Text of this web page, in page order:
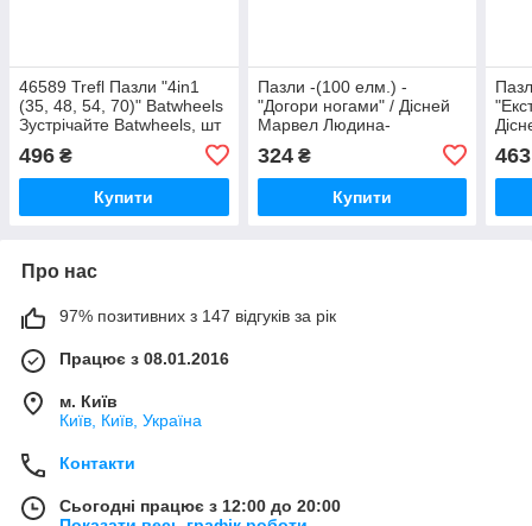
46589 Trefl Пазли "4in1
(35, 48, 54, 70)" Batwheels
Зустрічайте Batwheels, шт
496 ₴
Купити
Пазли -(100 елм.) -
"Догори ногами" / Дісней
Марвел Людина-
324₴
Купити
463
Про нас
97% позитивних з 147 відгуків за рік
Працює з 08.01.2016
м. Київ
Київ, Київ, Україна
Контакти
Сьогодні працює з 12:00 до 20:00